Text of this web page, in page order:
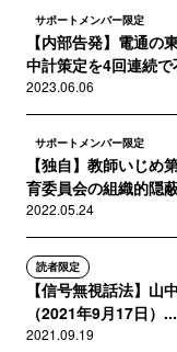
サポートメンバー限定
【内部告発】電通の
中計策定を4回連続
2023.06.06
サポートメンバー限定
【独自】教師いじめ
育委員会の組織的隠
2022.05.24
読者限定
【信号無視話法】山
（2021年9月17日）...
2021.09.19